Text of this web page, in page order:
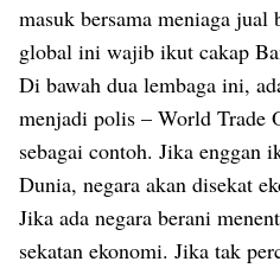
masuk bersama meniaga
global ini wajib ikut cakap
Di bawah dua lembaga ini,
menjadi polis – World Trade
sebagai contoh. Jika enggan
Dunia, negara akan disekat
Jika ada negara berani
sekatan ekonomi. Jika tak